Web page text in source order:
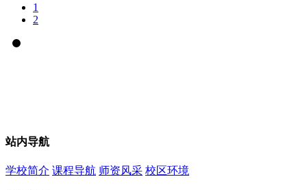
1
2
站内导航
学校简介 课程导航 师资风采 校区环境